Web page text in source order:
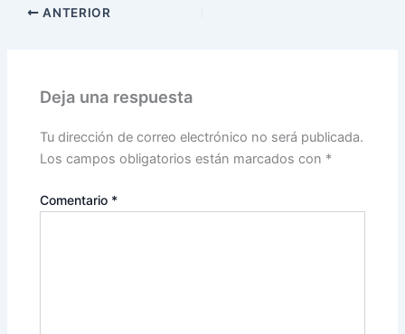
ANTERIOR
Deja una respuesta
Tu dirección de correo electrónico no será publicada.
Los campos obligatorios están marcados con *
Comentario *